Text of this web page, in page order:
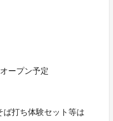
ープン予定
打ち体験セット等は